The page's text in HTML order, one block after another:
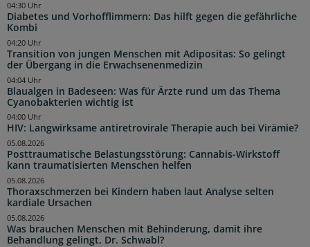
Diabetes und Vorhofflimmern: Das hilft gegen die gefährliche
Kombi
04:30 Uhr
Transition von jungen Menschen mit Adipositas: So gelingt
der Übergang in die Erwachsenenmedizin
04:20 Uhr
Blaualgen in Badeseen: Was für Ärzte rund um das Thema
Cyanobakterien wichtig ist
04:04 Uhr
HIV: Langwirksame antiretrovirale Therapie auch bei Virämie?
04:00 Uhr
Posttraumatische Belastungsstörung: Cannabis-Wirkstoff
kann traumatisierten Menschen helfen
05.08.2026
Thoraxschmerzen bei Kindern haben laut Analyse selten
kardiale Ursachen
05.08.2026
Was brauchen Menschen mit Behinderung, damit ihre
Behandlung gelingt, Dr. Schwabl?
05.08.2026